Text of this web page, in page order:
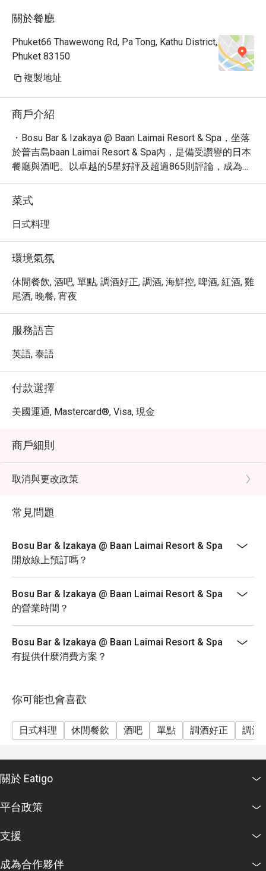
關於餐廳
Phuket66 Thawewong Rd, Pa Tong, Kathu District,
Phuket 83150
複製地址
商戶介紹
・Bosu Bar & Izakaya @ Baan Laimai Resort & Spa，坐落
於普吉島baan Laimai Resort & Spa內，是備受讚譽的日本
餐廳與酒吧。以卓越的5星好評及超過865則評論，成為午
餐、晚餐及獨自用餐的熱門首選。
・沉浸在輕鬆舒適的氛圍中，品嚐精緻小菜、咖啡、烈
酒、啤酒、葡萄酒及創意雞尾酒。網友大力推薦的調酒和
壽司捲，為您的味蕾帶來無與倫比的享受。這裡同時適合
・透過 Eatigo 預訂 Bosu Bar & Izakaya，即可享受高達 5
折的獨家優惠，為您的普吉島美食之旅增添更多驚喜與價
值。
菜式
日式料理
環境氣氛
休閒餐飲, 酒吧, 單點, 調酒好正, 調酒, 海鮮控, 啤酒, 紅酒, 雞
尾酒, 晚餐, 宵夜
服務語言
英語, 泰語
付款選擇
美國運通, Mastercard®, Visa, 現金
商戶細則
取消與更改政策
常見問題
Bosu Bar & Izakaya @ Baan Laimai Resort & Spa
開放線上預訂嗎？
Bosu Bar & Izakaya @ Baan Laimai Resort & Spa
的營業時間？
Bosu Bar & Izakaya @ Baan Laimai Resort & Spa
有提供什麼消費方案？
你可能也會喜歡
日式料理 休閒餐飲 酒吧 單點 調酒好正 調酒
關於 Eatigo
平台政策
支援
成為合作夥伴